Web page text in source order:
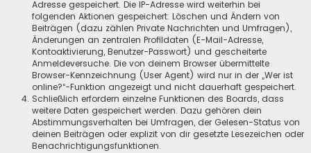
Adresse gespeichert. Die IP-Adresse wird weiterhin bei
folgenden Aktionen gespeichert: Löschen und Ändern von
Beiträgen (dazu zählen Private Nachrichten und Umfragen),
Änderungen an zentralen Profildaten (E-Mail-Adresse,
Kontoaktivierung, Benutzer-Passwort) und gescheiterte
Anmeldeversuche. Die von deinem Browser übermittelte
Browser-Kennzeichnung (User Agent) wird nur in der „Wer ist
online?“-Funktion angezeigt und nicht dauerhaft gespeichert.
Schließlich erfordern einzelne Funktionen des Boards, dass
weitere Daten gespeichert werden. Dazu gehören dein
Abstimmungsverhalten bei Umfragen, der Gelesen-Status von
deinen Beiträgen oder explizit von dir gesetzte Lesezeichen oder
Benachrichtigungsfunktionen.